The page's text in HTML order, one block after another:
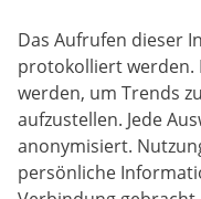
Das Aufrufen dieser
protokolliert werden.
werden, um Trends
aufzustellen. Jede
anonymisiert.
persönliche